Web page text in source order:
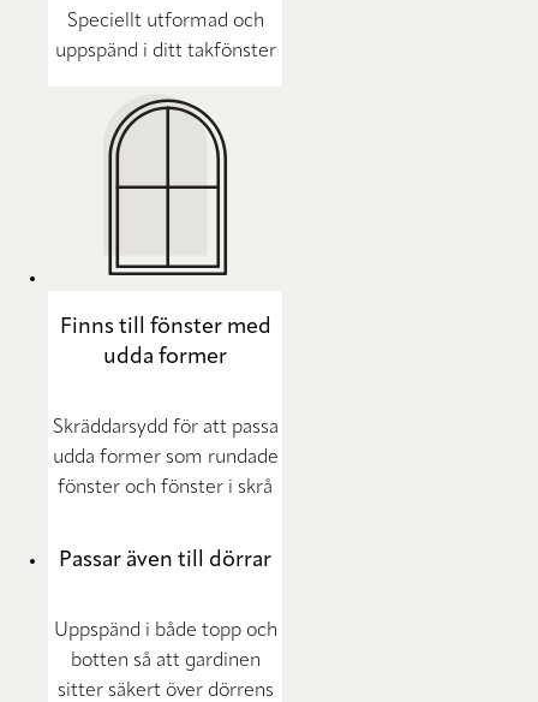
Speciellt utformad och
uppspänd i ditt takfönster
Finns till fönster med
udda former
Skräddarsydd för att passa
udda former som rundade
fönster och fönster i skrå
Passar även till dörrar
Uppspänd i både topp och
botten så att gardinen
sitter säkert över dörrens